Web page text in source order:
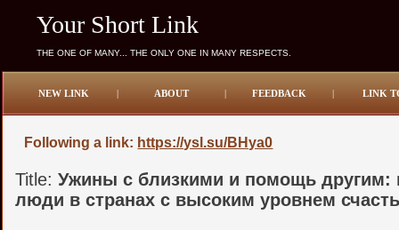
Your Short Link
THE ONE OF MANY... THE ONLY ONE IN MANY RESPECTS.
NEW LINK | ABOUT | FEEDBACK | LINK
Following a link: https://ysl.su/BHya0
Title:Ужины с близкими и помощь другим:
люди в странах с высоким уровнем